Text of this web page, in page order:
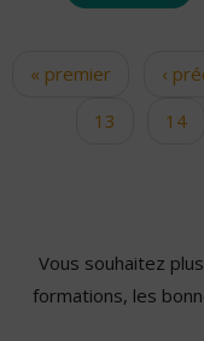
Pages
« premier ‹
13
14
Vous souhaitez
formations, les